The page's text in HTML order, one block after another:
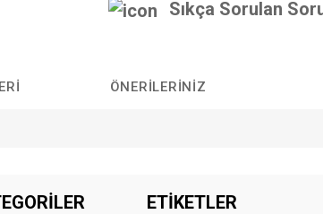
Sıkça Sorulan
ÖNERILERINIZ
ilk yorumu siz yapın! ETİKETLER